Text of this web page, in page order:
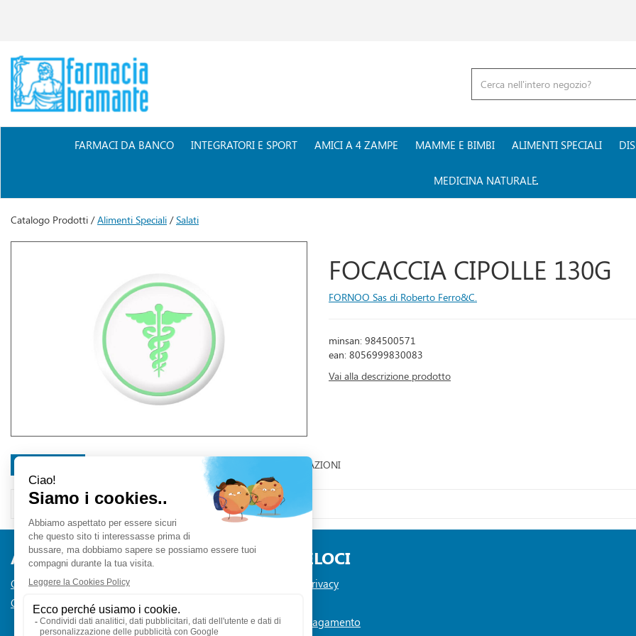
Farmacia
Bramante
Prodotto
FARMACI DA BANCO INTEGRATORI E SPORT AMICI A 4 ZAMPE MAMME E BIMBI ALIMENTI SPECIALI
MEDICINA NATURALE
Catalogo Prodotti /Alimenti Speciali /Salati
FOCACCIA CIPOLLE 130G
FORNOO Sas di Roberto Ferro&C.
minsan: 984500571
ean: 8056999830083
Vai alla descrizione prodotto
MODALITÀ DI SPEDIZIONE RICHIEDI INFORMAZIONI
AREA UTENTE
Contatti
Condizioni di Vendita
LINK VELOCI
Informativa Privacy
Modalità di Pagamento